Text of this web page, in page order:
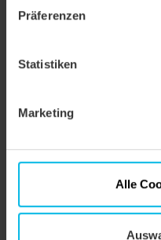
Präferenzen
Statistiken
Marketing
Alle